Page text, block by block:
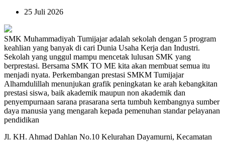
25 Juli 2026
SMK Muhammadiyah Tumijajar adalah sekolah dengan 5 program
keahlian yang banyak di cari Dunia Usaha Kerja dan Industri.
Sekolah yang unggul mampu mencetak lulusan SMK yang
berprestasi. Bersama SMK TO ME kita akan membuat semua itu
menjadi nyata. Perkembangan prestasi SMKM Tumijajar
Alhamdulillah menunjukan grafik peningkatan ke arah kebangkitan
prestasi siswa, baik akademik maupun non akademik dan
penyempurnaan sarana prasarana serta tumbuh kembangnya sumber
daya manusia yang mengarah kepada pemenuhan standar pelayanan
pendidikan
Jl. KH. Ahmad Dahlan No.10 Kelurahan Dayamurni, Kecamatan